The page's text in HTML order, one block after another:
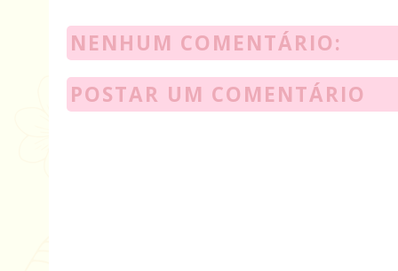
NENHUM COMENTÁRIO:
POSTAR UM COMENTÁRIO